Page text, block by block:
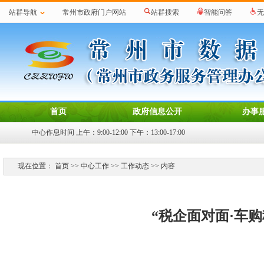
站群导航 常州市政府门户网站 站群搜索 智能问答
首页 政府信息公开 办事
中心作息时间 上午：9:00-12:00 下午：13:00-17:00
现在位置： 首页 >> 中心工作 >> 工作动态 >> 内容
“税企面对面·车